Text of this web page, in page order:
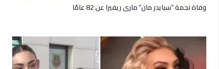
وفاة نجمة “سبايدر مان” ماري ريفيرا عن 82 عامًا